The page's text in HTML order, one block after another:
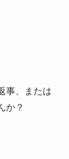
事、または
か？